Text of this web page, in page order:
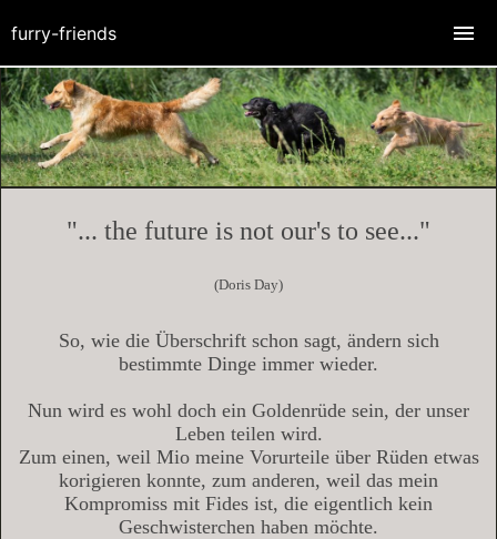
"... the future is not our's to see..."
(Doris Day)
So, wie die Überschrift schon sagt, ändern sich
bestimmte Dinge immer wieder.
Nun wird es wohl doch ein Goldenrüde sein, der unser
Leben teilen wird.
Zum einen, weil Mio meine Vorurteile über Rüden etwas
korigieren konnte, zum anderen, weil das mein
Kompromiss mit Fides ist, die eigentlich kein
Geschwisterchen haben möchte.
furry-friends